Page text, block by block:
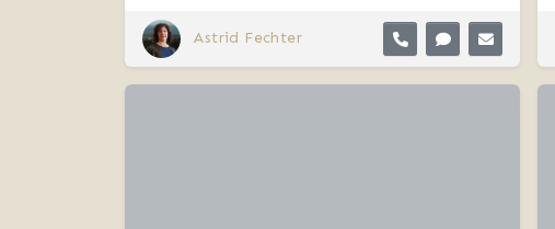
Astrid Fechter